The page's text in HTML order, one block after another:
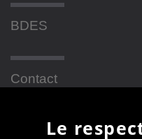
BDES
Contact
Le